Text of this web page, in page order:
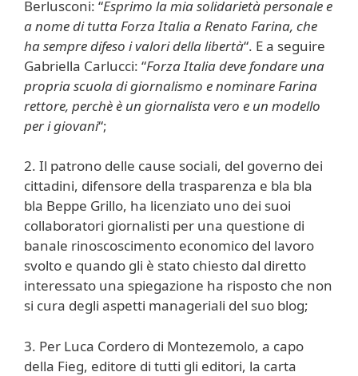
Berlusconi: “Esprimo la mia solidarietà personale e
a nome di tutta Forza Italia a Renato Farina, che
ha sempre difeso i valori della libertà“. E a seguire
Gabriella Carlucci: “Forza Italia deve fondare una
propria scuola di giornalismo e nominare Farina
rettore, perchè è un giornalista vero e un modello
per i giovani“;
2. Il patrono delle cause sociali, del governo dei
cittadini, difensore della trasparenza e bla bla
bla Beppe Grillo, ha licenziato uno dei suoi
collaboratori giornalisti per una questione di
banale rinoscoscimento economico del lavoro
svolto e quando gli è stato chiesto dal diretto
interessato una spiegazione ha risposto che non
si cura degli aspetti manageriali del suo blog;
3. Per Luca Cordero di Montezemolo, a capo
della Fieg, editore di tutti gli editori, la carta